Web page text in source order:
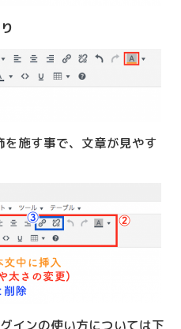
施す事で、文章が見やす
インの使い方については下